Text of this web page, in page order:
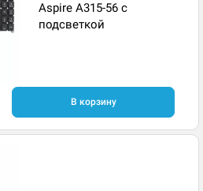
Aspire A315-56 с
подсветкой
В корзину